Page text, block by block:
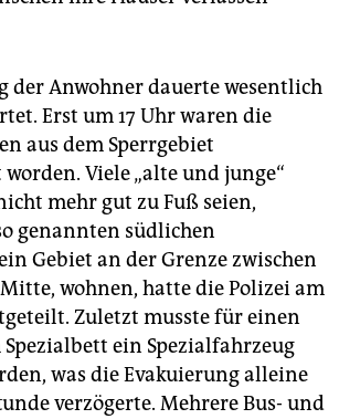
der Anwohner dauerte wesentlich
Erst um 17 Uhr waren die
aus dem Sperrgebiet
Viele „alte und junge“
mehr gut zu Fuß seien,
genannten südlichen
Gebiet an der Grenze zwischen
wohnen, hatte die Polizei am
Zuletzt musste für einen
ein Spezialfahrzeug
was die Evakuierung alleine
verzögerte. Mehrere Bus- und